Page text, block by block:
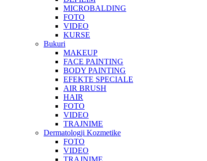
MICROBALDING
FOTO
VIDEO
KURSE
Bukuri
MAKEUP
FACE PAINTING
BODY PAINTING
EFEKTE SPECIALE
AIR BRUSH
HAIR
FOTO
VIDEO
TRAJNIME
Dermatologji Kozmetike
FOTO
VIDEO
TRAJNIME